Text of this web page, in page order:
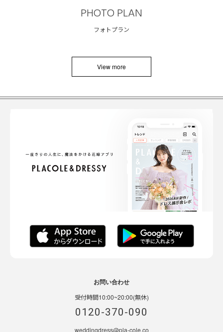
PHOTO PLAN
フォトプラン
View more
お問い合わせ
受付時間10:00~20:00(無休)
0120-370-090
weddingdress@pla-cole.co